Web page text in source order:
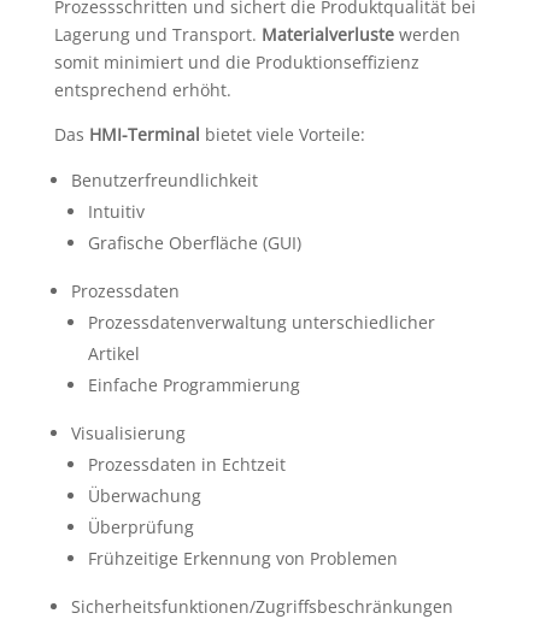
Prozessschritten und sichert die Produktqualität bei
Lagerung und Transport. Materialverlustewerden
somit minimiert und die Produktionseffizienz
entsprechend erhöht.
Das HMI-Terminal bietet viele Vorteile:
Benutzerfreundlichkeit
Intuitiv
Grafische Oberfläche (GUI)
Prozessdaten
Prozessdatenverwaltung unterschiedlicher
Artikel
Einfache Programmierung
Visualisierung
Prozessdaten in Echtzeit
Überwachung
Überprüfung
Frühzeitige Erkennung von Problemen
Sicherheitsfunktionen/Zugriffsbeschränkungen